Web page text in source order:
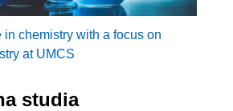
in chemistry with a focus on
at UMCS
studia